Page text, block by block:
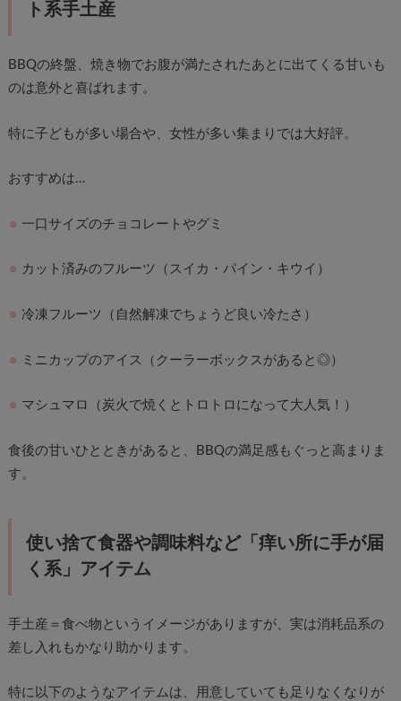
ト系手土産
BBQの終盤、焼き物でお腹が満たされたあとに出てくる甘いも
のは意外と喜ばれます。
特に子どもが多い場合や、女性が多い集まりでは大好評。
おすすめは…
一口サイズのチョコレートやグミ
カット済みのフルーツ（スイカ・パイン・キウイ）
冷凍フルーツ（自然解凍でちょうど良い冷たさ）
ミニカップのアイス（クーラーボックスがあると◎）
マシュマロ（炭火で焼くとトロトロになって大人気！）
食後の甘いひとときがあると、BBQの満足感もぐっと高まりま
す。
使い捨て食器や調味料など「痒い所に手が届
く系」アイテム
手土産＝食べ物というイメージがありますが、実は消耗品系の
差し入れもかなり助かります。
特に以下のようなアイテムは、用意していても足りなくなりが